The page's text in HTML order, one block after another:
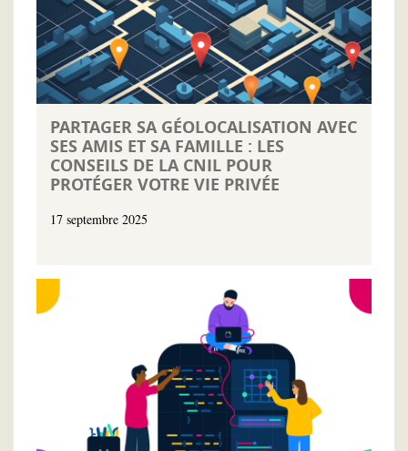
PARTAGER SA GÉOLOCALISATION AVEC
SES AMIS ET SA FAMILLE : LES
CONSEILS DE LA CNIL POUR
PROTÉGER VOTRE VIE PRIVÉE
17 septembre 2025